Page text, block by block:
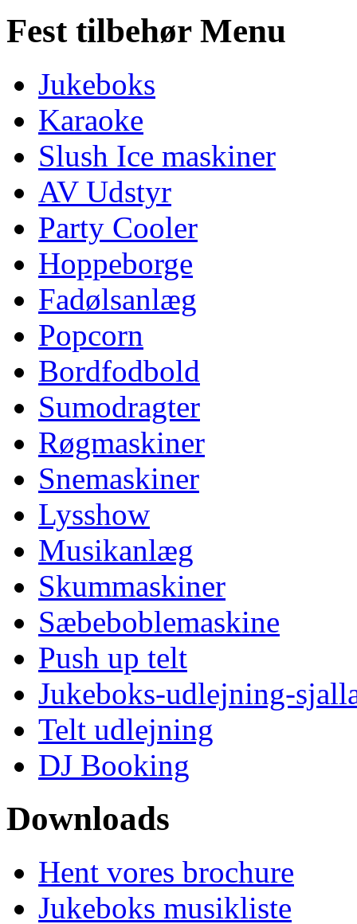
Fest tilbehør Menu
Jukeboks
Karaoke
Slush Ice maskiner
AV Udstyr
Party Cooler
Hoppeborge
Fadølsanlæg
Popcorn
Bordfodbold
Sumodragter
Røgmaskiner
Snemaskiner
Lysshow
Musikanlæg
Skummaskiner
Sæbeboblemaskine
Push up telt
Jukeboks-udlejning-
Telt udlejning
DJ Booking
Downloads
Hent vores brochure
Jukeboks musikliste